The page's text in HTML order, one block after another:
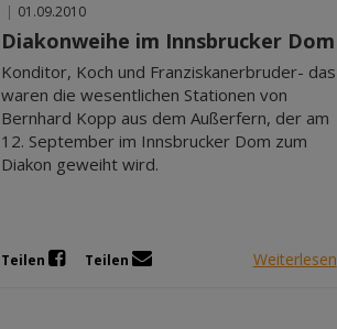
| 01.09.2010
Diakonweihe im Innsbrucker Dom
Konditor, Koch und Franziskanerbruder- das
waren die wesentlichen Stationen von
Bernhard Kopp aus dem Außerfern, der am
12. September im Innsbrucker Dom zum
Diakon geweiht wird.
Teilen Teilen Weiterlesen